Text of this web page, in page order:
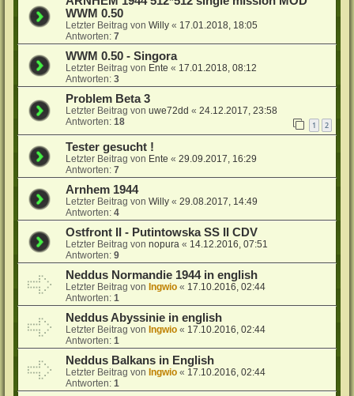
WWM 0.50
Letzter Beitrag vonWilly « 17.01.2018, 18:05
Antworten:7
WWM 0.50 - Singora
Letzter Beitrag von Ente « 17.01.2018, 08:12
Antworten:3
Problem Beta 3
Letzter Beitrag vonuwe72dd «24.12.2017, 23:58
Antworten:18 1 2
Tester gesucht !
Letzter Beitrag von Ente «29.09.2017, 16:29
Antworten:7
Arnhem 1944
Letzter Beitrag vonWilly «29.08.2017, 14:49
Antworten:4
Ostfront II - Putintowska SS II CDV
Letzter Beitrag vonnopura « 14.12.2016, 07:51
Antworten:9
Neddus Normandie 1944 in english
Letzter Beitrag von Ingwio « 17.10.2016, 02:44
Antworten:1
Neddus Abyssinie in english
Letzter Beitrag von Ingwio « 17.10.2016, 02:44
Antworten:1
Neddus Balkans in English
Letzter Beitrag von Ingwio « 17.10.2016, 02:44
Antworten:1